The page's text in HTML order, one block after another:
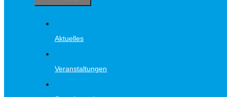
Aktuelles
Veranstaltungen